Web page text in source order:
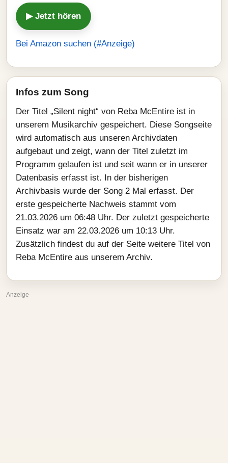
▶ Jetzt hören
Bei Amazon suchen (#Anzeige)
Infos zum Song
Der Titel „Silent night“ von Reba McEntire ist in
unserem Musikarchiv gespeichert. Diese Songseite
wird automatisch aus unseren Archivdaten
aufgebaut und zeigt, wann der Titel zuletzt im
Programm gelaufen ist und seit wann er in unserer
Datenbasis erfasst ist. In der bisherigen
Archivbasis wurde der Song 2 Mal erfasst. Der
erste gespeicherte Nachweis stammt vom
21.03.2026 um 06:48 Uhr. Der zuletzt gespeicherte
Einsatz war am 22.03.2026 um 10:13 Uhr.
Zusätzlich findest du auf der Seite weitere Titel von
Reba McEntire aus unserem Archiv.
Anzeige